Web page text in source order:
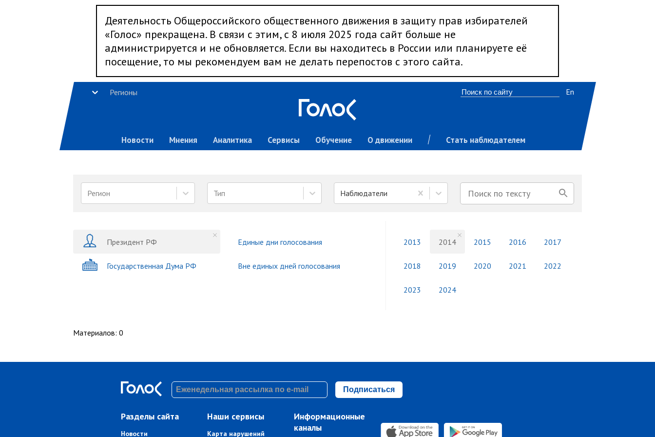
Деятельность Общероссийского общественного движения в защиту прав избирателей
«Голос» прекращена. В связи с этим, с 8 июля 2025 года сайт больше не
администрируется и не обновляется. Если вы находитесь в России или планируете её
посещение, то мы рекомендуем вам не делать перепостов с этого сайта.
Регионы
Новости Мнения Аналитика Сервисы Обучение О движении Стать наблюдателем
En
Регион Тип Наблюдатели
Президент РФ
Государственная Дума РФ
Единые дни голосования
Вне единых дней голосования
2013 2014 2015 2016 2017
2018 2019 2020 2021 2022
2023 2024
Материалов: 0
Подписаться
Разделы сайта
Новости
Наши сервисы
Карта нарушений
Информационные
каналы